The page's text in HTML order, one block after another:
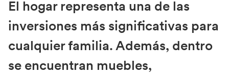
El hogar representa una de las
inversiones más significativas para
cualquier familia. Además, dentro
se encuentran muebles,